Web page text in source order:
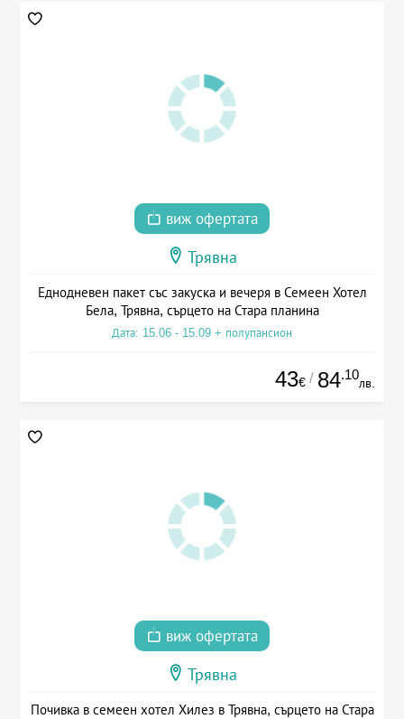
виж офертата
Трявна
Еднодневен пакет със закуска и вечеря в Семеен Хотел
Бела, Трявна, сърцето на Стара планина
Дата: 15.06 - 15.09 + полупансион
43€ / 84.10
лв.
виж офертата
Трявна
Почивка в семеен хотел Хилез в Трявна, сърцето на Стара